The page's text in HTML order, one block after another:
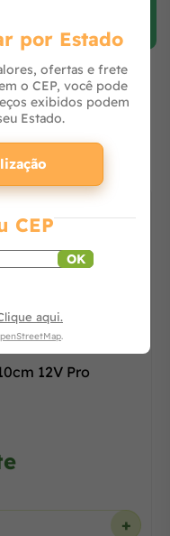
o produto
o primeiro a
12V Pro
+
por Estado
ofertas e frete
o CEP, você pode
exibidos podem
Estado.
CEP
OK
aqui.